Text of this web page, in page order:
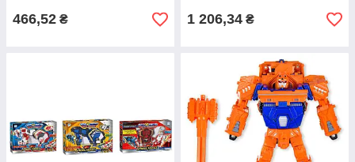
466,52 ₴ 1 206,34 ₴